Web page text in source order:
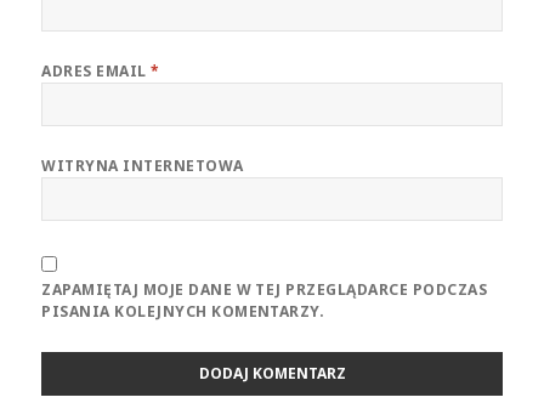
ADRES EMAIL*
WITRYNA INTERNETOWA
ZAPAMIĘTAJ MOJE DANE W TEJ PRZEGLĄDARCE PODCZAS
PISANIA KOLEJNYCH KOMENTARZY.